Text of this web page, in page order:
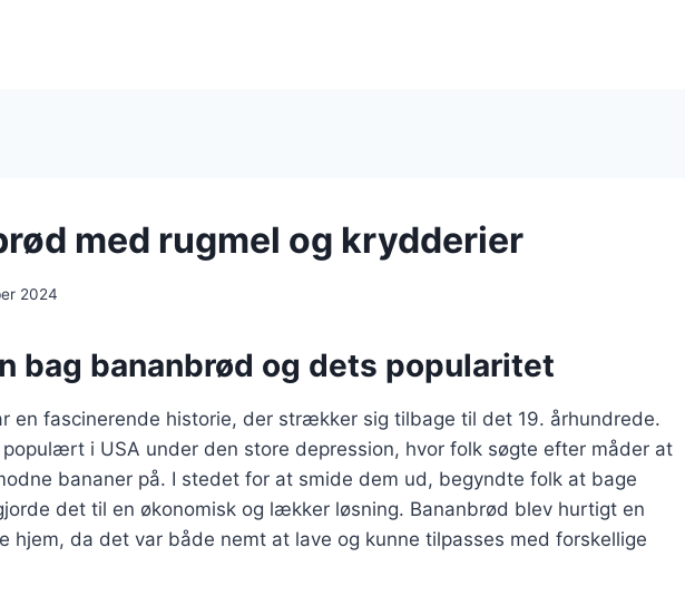
med rugmel og krydderier
2024
bag bananbrød og dets popularitet
en fascinerende historie, der strækker sig tilbage til det 19. århundrede.
i USA under den store depression, hvor folk søgte efter måder at
bananer på. I stedet for at smide dem ud, begyndte folk at bage
det til en økonomisk og lækker løsning. Bananbrød blev hurtigt en
hjem, da det var både nemt at lave og kunne tilpasses med forskellige